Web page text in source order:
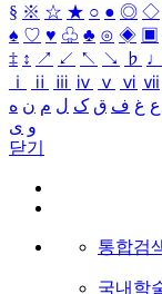
§ ※ ☆ ★ ○ ● ◎ ◇
♠ ♡ ♥ ♧ ♣ ⊙ ◈ ▣
‡ ↕ ↗ ↙ ↖ ↘ ♭ ♩
ⅰ
ⅱ ⅲ ⅳ ⅴ ⅵ ⅶ
ع غ ف ق ک ل م ن ه
و ی
닫기
통합검
국내학